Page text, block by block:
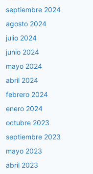
septiembre 2024
agosto 2024
julio 2024
junio 2024
mayo 2024
abril 2024
febrero 2024
enero 2024
octubre 2023
septiembre 2023
mayo 2023
abril 2023